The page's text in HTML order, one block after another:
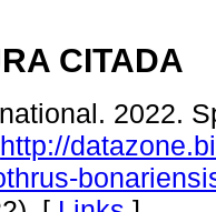
CITADA
2022.
http://